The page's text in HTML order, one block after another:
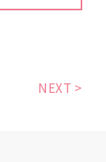
NEXT >